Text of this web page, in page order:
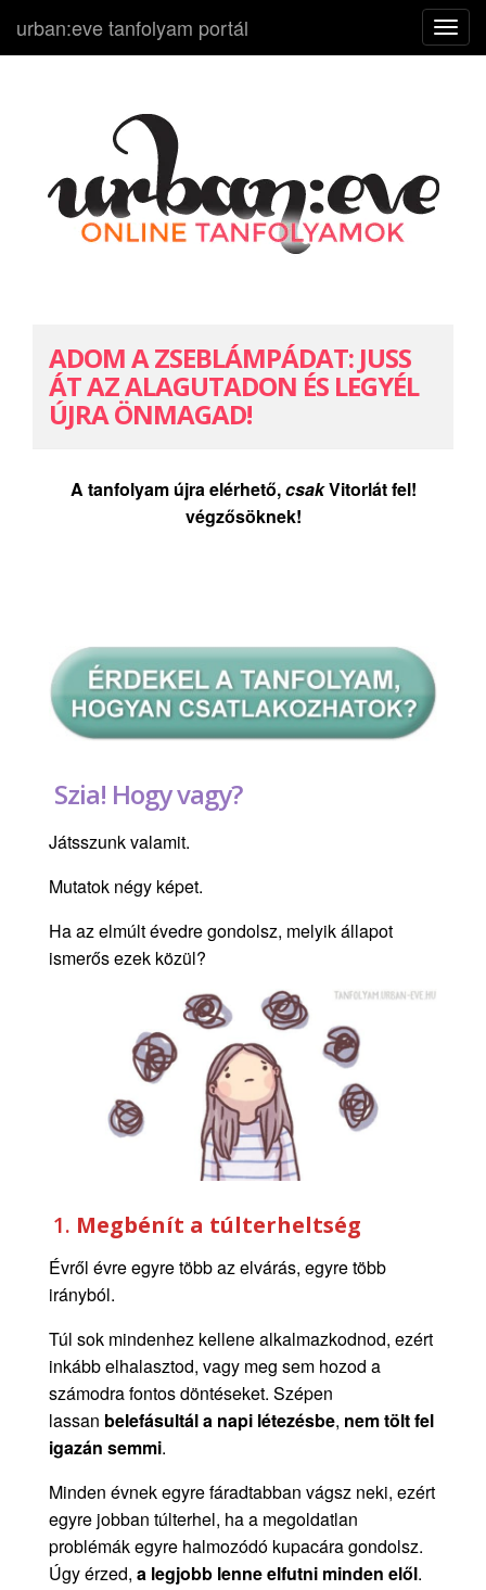
N
a
urban:eve tanfolyam portál
ADOM A ZSEBLÁMPÁDAT: JUSS
ÁT AZ ALAGUTADON ÉS LEGYÉL
ÚJRA ÖNMAGAD!
A tanfolyam újra elérhető,csakVitorlát fel!
végzősöknek!
Szia! Hogy vagy?
Játsszunk valamit.
Mutatok négy képet.
Ha az elmúlt évedre gondolsz, melyik állapot
ismerős ezek közül?
1. Megbénít a túlterheltség
Évről évre egyre több az elvárás, egyre több
irányból.
Túl sok mindenhez kellene alkalmazkodnod, ezért
inkább elhalasztod, vagy meg sem hozod a
számodra fontos döntéseket. Szépen
lassan belefásultál a napi létezésbe, nem tölt fel
igazán semmi.
Minden évnek egyre fáradtabban vágsz neki, ezért
egyre jobban túlterhel, ha a megoldatlan
problémák egyre halmozódó kupacára gondolsz.
Úgy érzed, a legjobb lenne elfutni minden elől.